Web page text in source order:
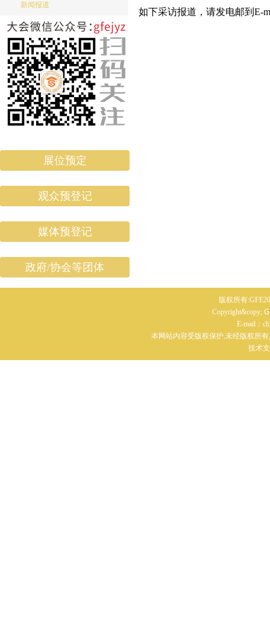
新闻报道
展位预定
观众预登记
媒体预登记
政府/协会等团体
如下采访报道，请发电邮到E-
版权所有
Copyright&copy;
E-mail：
本网站内容受版权保护,未经版权所
技术